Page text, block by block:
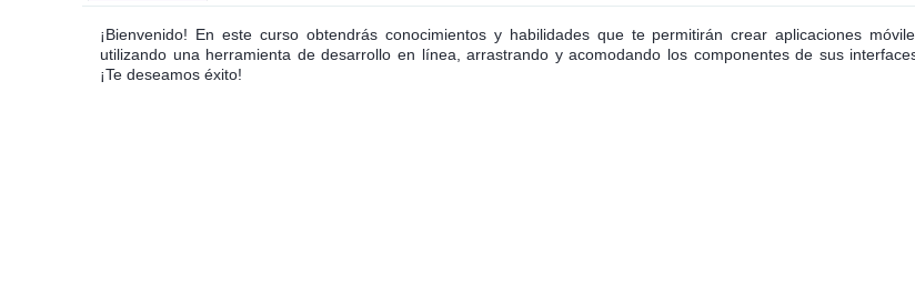
¡Bienvenido! En este curso obtendrás conocimientos y habilidades que te permitirán crear aplicaciones
utilizando una herramienta de desarrollo en línea, arrastrando y acomodando los componentes de sus
¡Te deseamos éxito!